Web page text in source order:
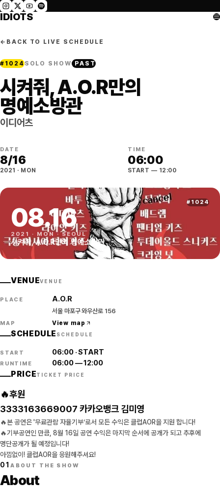
IDIOTS
← BACK TO LIVE SCHEDULE
# 1024SOLO SHOW PAST
시켜줘, A.O.R만의
명예소방관
이디어츠
DATE
8/16
2021 · MON
TIME
06:00
START — 12:00
# 1024
08.16
2021 · MON·SEOUL
시켜줘, A.O.R만의 명예소방관
VENUEVENUE
PLACE A.O.R
서울 마포구 와우산로 156
MAP View map
SCHEDULE SCHEDULE
START 06:00·START
RUNTIME 06:00—12:00
PRICETICKET PRICE
🔥후원
3333163669007 카카오뱅크 김미영
🔥본 공연은 '무료관람 자율기부’로서 모든 수익은 클럽AOR을 지원 합니다!
🔥기부공연인 만큼, 8월 16일 공연 수익은 마지막 순서에 공개가 되고 추후에
명단공개가 될 예정입니다!
아낌없이! 클럽AOR을 응원해주셔요!
01ABOUT THE SHOW
About